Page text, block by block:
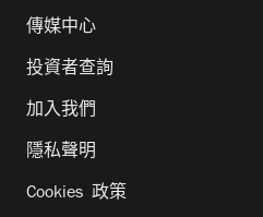
傳媒中心
投資者查詢
加入我們
隱私聲明
Cookies 政策